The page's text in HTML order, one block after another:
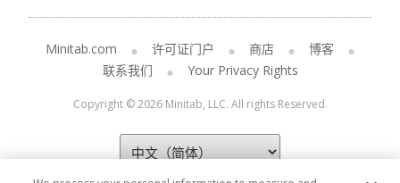
Minitab.com 许可证门户 商店
博客
联系我们
Your Privacy Rights
Copyright © 2026 Minitab, LLC. All rights Reserved.